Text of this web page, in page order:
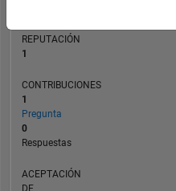
REPUTACIÓN
1
CONTRIBUCIONES
1
Pregunta
0
Respuestas
ACEPTACIÓN
DE